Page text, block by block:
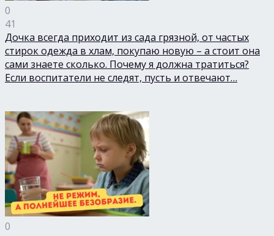
0
41
Дочка всегда приходит из сада грязной, от частых
стирок одежда в хлам, покупаю новую – а стоит она
сами знаете сколько. Почему я должна тратиться?
Если воспитатели не следят, пусть и отвечают…
0